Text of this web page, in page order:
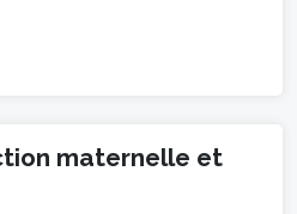
maternelle et